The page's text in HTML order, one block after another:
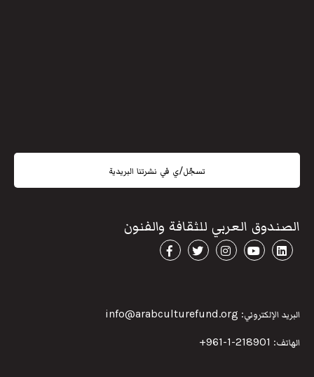
تسجّل/ي في نشرتنا البريدية
الصندوق العربي للثقافة والفنون
البريد الإلكتروني: info@arabculturefund.org
الهاتف: 218901-1-961+